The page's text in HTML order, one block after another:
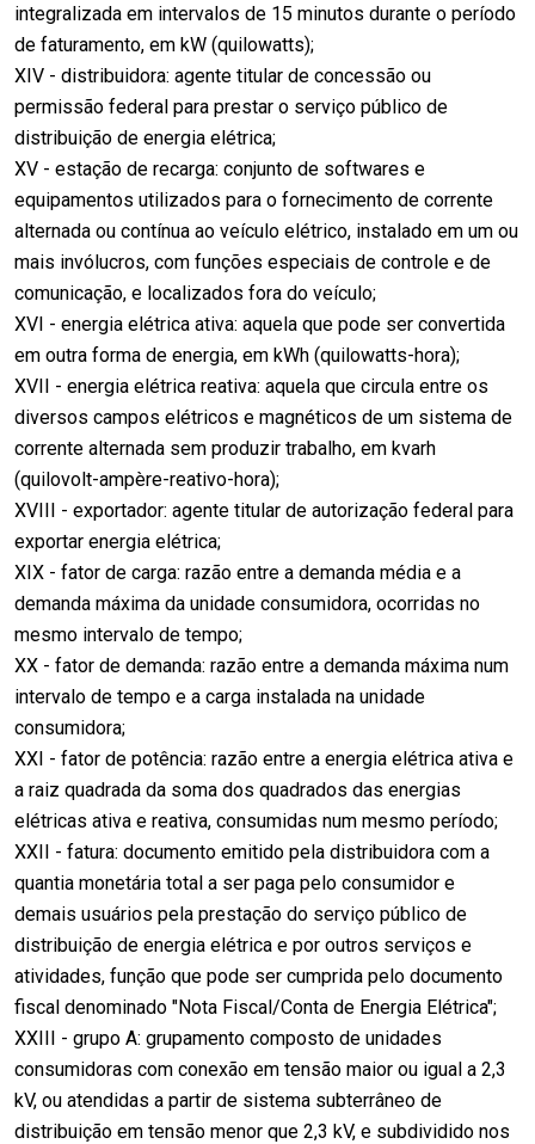
integralizada em intervalos de 15 minutos durante o período
de faturamento, em kW (quilowatts);
XIV - distribuidora: agente titular de concessão ou
permissão federal para prestar o serviço público de
distribuição de energia elétrica;
XV - estação de recarga: conjunto de softwares e
equipamentos utilizados para o fornecimento de corrente
alternada ou contínua ao veículo elétrico, instalado em um ou
mais invólucros, com funções especiais de controle e de
comunicação, e localizados fora do veículo;
XVI - energia elétrica ativa: aquela que pode ser convertida
em outra forma de energia, em kWh (quilowatts-hora);
XVII - energia elétrica reativa: aquela que circula entre os
diversos campos elétricos e magnéticos de um sistema de
corrente alternada sem produzir trabalho, em kvarh
(quilovolt-ampère-reativo-hora);
XVIII - exportador: agente titular de autorização federal para
exportar energia elétrica;
XIX - fator de carga: razão entre a demanda média e a
demanda máxima da unidade consumidora, ocorridas no
mesmo intervalo de tempo;
XX - fator de demanda: razão entre a demanda máxima num
intervalo de tempo e a carga instalada na unidade
consumidora;
XXI - fator de potência: razão entre a energia elétrica ativa e
a raiz quadrada da soma dos quadrados das energias
elétricas ativa e reativa, consumidas num mesmo período;
XXII - fatura: documento emitido pela distribuidora com a
quantia monetária total a ser paga pelo consumidor e
demais usuários pela prestação do serviço público de
distribuição de energia elétrica e por outros serviços e
atividades, função que pode ser cumprida pelo documento
fiscal denominado "Nota Fiscal/Conta de Energia Elétrica";
XXIII - grupo A: grupamento composto de unidades
consumidoras com conexão em tensão maior ou igual a 2,3
kV, ou atendidas a partir de sistema subterrâneo de
distribuição em tensão menor que 2,3 kV, e subdividido nos